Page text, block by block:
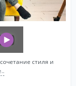
стиля и